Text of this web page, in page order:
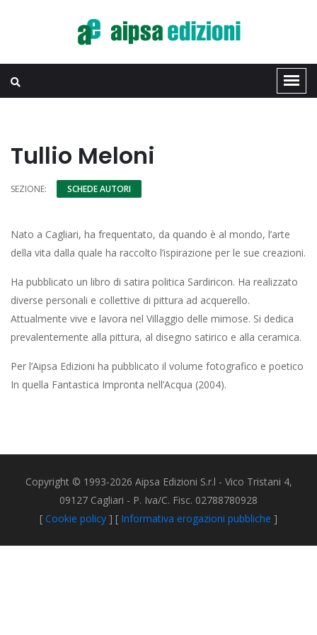
Tullio Meloni
SEZIONE: SCHEDE AUTORI
Nato a Cagliari, ha frequentato, da quando è al mondo, l’arte
della vita dalla quale ha raccolto l’ispirazione per le sue creazioni.
Ha pubblicato un libro di satira politica Sardiricon. Ha realizzato
diverse personali e collettive di pittura ad acquerello.
Attualmente vive e lavora nel Villaggio delle mimose. Si dedica
prevalentemente alla pittura, al disegno satirico e alla ceramica.
Per l’Aipsa Edizioni ha pubblicato il volume fotografico e poetico
In quella Fantastica Impronta nell’Acqua (2004).
Copyright © 1993-2026 Aipsa Edizioni S.r.l - Vico Tristani 4,
09127 Cagliari - P. Iva/C. Fisc. 02788780928
[ Cookie policy ] [ Informativa erogazioni pubbliche ]